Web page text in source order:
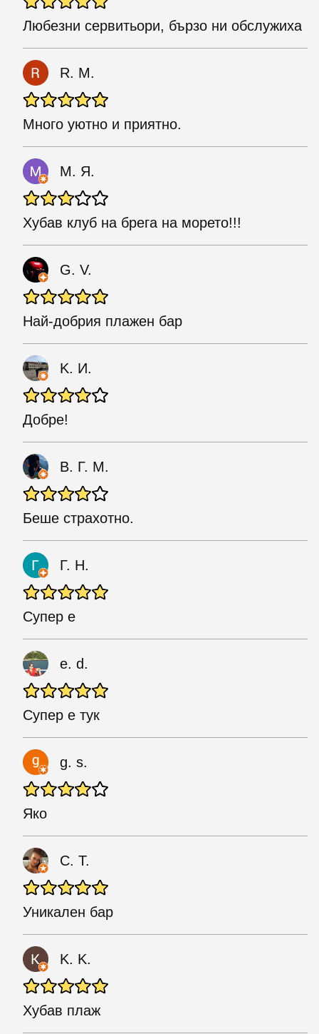
Любезни сервитьори, бързо ни обслужиха
R. M.
Много уютно и приятно.
М. Я.
Хубав клуб на брега на морето!!!
G. V.
Най-добрия плажен бар
K. И.
Добре!
В. Г. М.
Беше страхотно.
Г. Н.
Супер е
e. d.
Супер е тук
g. s.
Яко
С. Т.
Уникален бар
K. K.
Хубав плаж